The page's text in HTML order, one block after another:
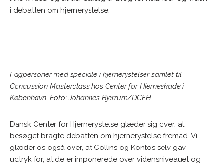
i debatten om hjernerystelse.
—
Fagpersoner med speciale i hjernerystelser samlet til
Concussion Masterclass hos Center for Hjerneskade i
København. Foto: Johannes Bjerrum/DCFH
Dansk Center for Hjernerystelse glæder sig over, at
besøget bragte debatten om hjernerystelse fremad. Vi
glæder os også over, at Collins og Kontos selv gav
udtryk for, at de er imponerede over vidensniveauet og